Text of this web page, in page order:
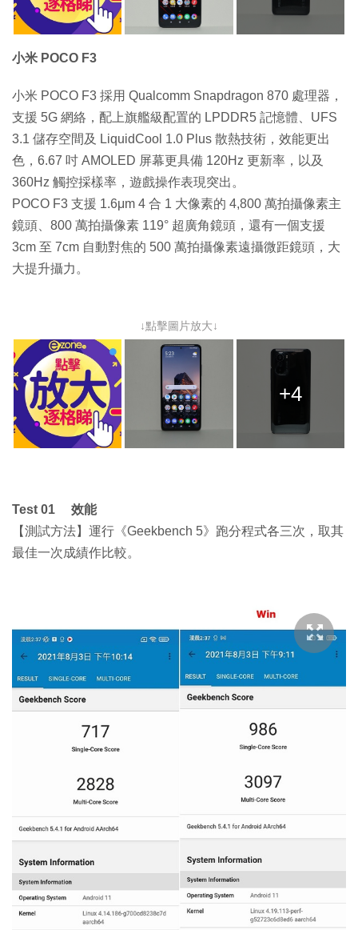
小米 POCO F3
小米 POCO F3 採用 Qualcomm Snapdragon 870 處理器，
支援 5G 網絡，配上旗艦級配置的 LPDDR5 記憶體、UFS
3.1 儲存空間及 LiquidCool 1.0 Plus 散熱技術，效能更出
色，6.67 吋 AMOLED 屏幕更具備 120Hz 更新率，以及
360Hz 觸控採樣率，遊戲操作表現突出。
POCO F3 支援 1.6μm 4 合 1 大像素的 4,800 萬拍攝像素主
鏡頭、800 萬拍攝像素 119° 超廣角鏡頭，還有一個支援
3cm 至 7cm 自動對焦的 500 萬拍攝像素遠攝微距鏡頭，大
大提升攝力。
↓點擊圖片放大↓
+4
Test 01 效能
【測試方法】運行《Geekbench 5》跑分程式各三次，取其
最佳一次成績作比較。